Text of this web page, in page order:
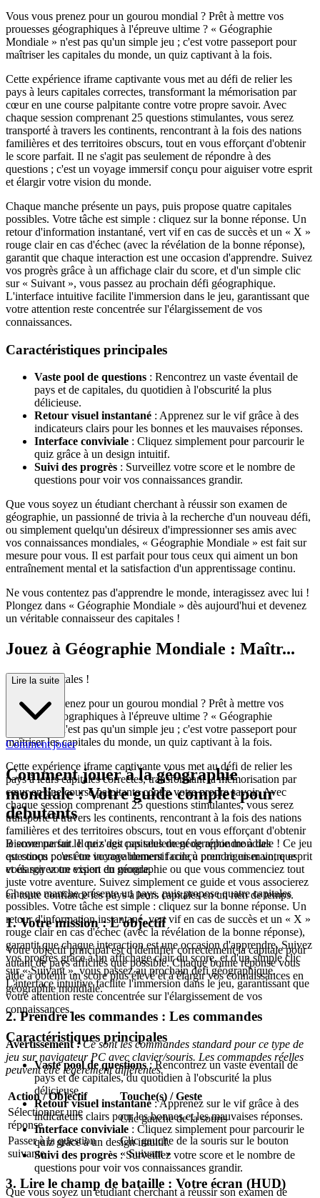
Vous vous prenez pour un gourou mondial ? Prêt à mettre vos
prouesses géographiques à l'épreuve ultime ? « Géographie
Mondiale » n'est pas qu'un simple jeu ; c'est votre passeport pour
maîtriser les capitales du monde, un quiz captivant à la fois.
Cette expérience iframe captivante vous met au défi de relier les
pays à leurs capitales correctes, transformant la mémorisation par
cœur en une course palpitante contre votre propre savoir. Avec
chaque session comprenant 25 questions stimulantes, vous serez
transporté à travers les continents, rencontrant à la fois des nations
familières et des territoires obscurs, tout en vous efforçant d'obtenir
le score parfait. Il ne s'agit pas seulement de répondre à des
questions ; c'est un voyage immersif conçu pour aiguiser votre esprit
et élargir votre vision du monde.
Chaque manche présente un pays, puis propose quatre capitales
possibles. Votre tâche est simple : cliquez sur la bonne réponse. Un
retour d'information instantané, vert vif en cas de succès et un « X »
rouge clair en cas d'échec (avec la révélation de la bonne réponse),
garantit que chaque interaction est une occasion d'apprendre. Suivez
vos progrès grâce à un affichage clair du score, et d'un simple clic
sur « Suivant », vous passez au prochain défi géographique.
L'interface intuitive facilite l'immersion dans le jeu, garantissant que
votre attention reste concentrée sur l'élargissement de vos
connaissances.
Caractéristiques principales
Vaste pool de questions : Rencontrez un vaste éventail de
pays et de capitales, du quotidien à l'obscurité la plus
délicieuse.
Retour visuel instantané : Apprenez sur le vif grâce à des
indicateurs clairs pour les bonnes et les mauvaises réponses.
Interface conviviale : Cliquez simplement pour parcourir le
quiz grâce à un design intuitif.
Suivi des progrès : Surveillez votre score et le nombre de
questions pour voir vos connaissances grandir.
Que vous soyez un étudiant cherchant à réussir son examen de
géographie, un passionné de trivia à la recherche d'un nouveau défi,
ou simplement quelqu'un désireux d'impressionner ses amis avec
vos connaissances mondiales, « Géographie Mondiale » est fait sur
mesure pour vous. Il est parfait pour tous ceux qui aiment un bon
entraînement mental et la satisfaction d'un apprentissage continu.
Ne vous contentez pas d'apprendre le monde, interagissez avec lui !
Plongez dans « Géographie Mondiale » dès aujourd'hui et devenez
un véritable connaisseur des capitales !
Jouez à Géographie Mondiale : Maîtr...
isez vos capitales !
Vous vous prenez pour un gourou mondial ? Prêt à mettre vos
prouesses géographiques à l'épreuve ultime ? « Géographie
Mondiale » n'est pas qu'un simple jeu ; c'est votre passeport pour
maîtriser les capitales du monde, un quiz captivant à la fois.
Cette expérience iframe captivante vous met au défi de relier les
pays à leurs capitales correctes, transformant la mémorisation par
cœur en une course palpitante contre votre propre savoir. Avec
chaque session comprenant 25 questions stimulantes, vous serez
transporté à travers les continents, rencontrant à la fois des nations
familières et des territoires obscurs, tout en vous efforçant d'obtenir
le score parfait. Il ne s'agit pas seulement de répondre à des
questions ; c'est un voyage immersif conçu pour aiguiser votre esprit
et élargir votre vision du monde.
Chaque manche présente un pays, puis propose quatre capitales
possibles. Votre tâche est simple : cliquez sur la bonne réponse. Un
retour d'information instantané, vert vif en cas de succès et un « X »
rouge clair en cas d'échec (avec la révélation de la bonne réponse),
garantit que chaque interaction est une occasion d'apprendre. Suivez
vos progrès grâce à un affichage clair du score, et d'un simple clic
sur « Suivant », vous passez au prochain défi géographique.
L'interface intuitive facilite l'immersion dans le jeu, garantissant que
votre attention reste concentrée sur l'élargissement de vos
connaissances.
Caractéristiques principales
Vaste pool de questions: Rencontrez un vaste éventail de
pays et de capitales, du quotidien à l'obscurité la plus
délicieuse.
Retour visuel instantané: Apprenez sur le vif grâce à des
indicateurs clairs pour les bonnes et les mauvaises réponses.
Interface conviviale : Cliquez simplement pour parcourir le
quiz grâce à un design intuitif.
Suivi des progrès : Surveillez votre score et le nombre de
questions pour voir vos connaissances grandir.
Que vous soyez un étudiant cherchant à réussir son examen de
Lire la suite
Comment jouer
Comment jouer à la géographie
mondiale : Votre guide complet pour
débutants
Bienvenue sur le quiz des capitales de géographie mondiale ! Ce jeu
est conçu pour être incroyablement facile à prendre en main, que
vous soyez un expert en géographie ou que vous commenciez tout
juste votre aventure. Suivez simplement ce guide et vous associerez
en toute confiance les pays à leurs capitales en un rien de temps.
1. Votre mission : L'objectif
Votre objectif principal est d'identifier correctement la capitale pour
autant de pays affichés que possible. Chaque bonne réponse vous
aide à obtenir un score plus élevé et à élargir vos connaissances en
géographie mondiale.
2. Prendre les commandes : Les commandes
Avertissement : Ce sont les commandes standard pour ce type de
jeu sur navigateur PC avec clavier/souris. Les commandes réelles
peuvent être légèrement différentes.
Action / Objectif
Touche(s) / Geste
Sélectionner une
réponse
Clic gauche de la souris
Passer à la question
suivante
Clic gauche de la souris sur le bouton
« Suivant »
3. Lire le champ de bataille : Votre écran (HUD)